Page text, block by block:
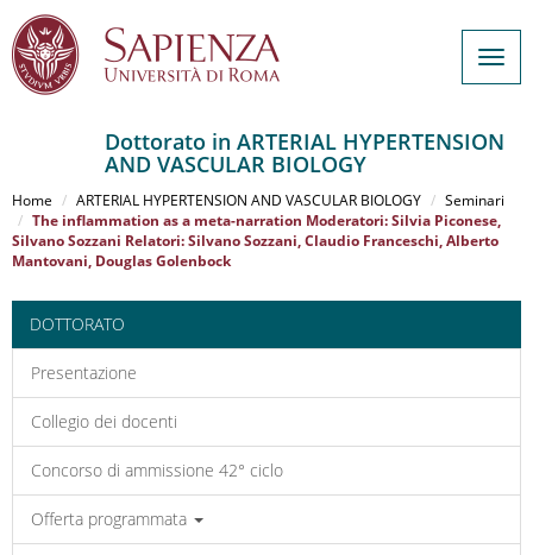
al
contenuto
principale
Dottorato in ARTERIAL HYPERTENSION
AND VASCULAR BIOLOGY
Home ARTERIAL HYPERTENSION AND VASCULAR BIOLOGY
Seminari
The inflammation as a meta-narration Moderatori: Silvia Piconese,
Silvano Sozzani Relatori: Silvano Sozzani, Claudio Franceschi, Alberto
Mantovani, Douglas Golenbock
DOTTORATO
Presentazione
Collegio dei docenti
Concorso di ammissione 42° ciclo
Offerta programmata